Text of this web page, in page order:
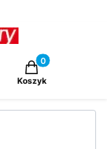
Produkty w
Koszyk